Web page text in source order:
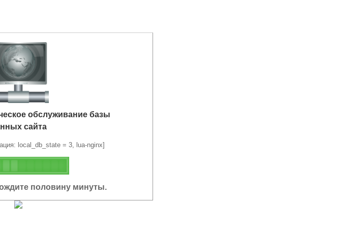
обслуживание базы
сайта
local_db_state = 3, lua-nginx]
половину минуты.